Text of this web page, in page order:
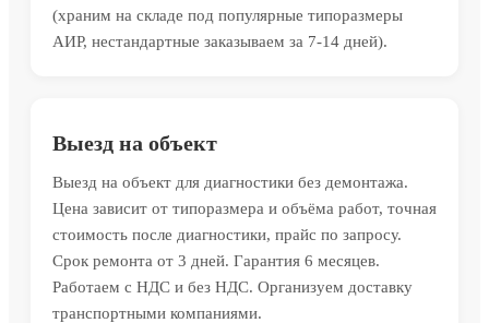
(храним на складе под популярные типоразмеры
АИР, нестандартные заказываем за 7-14 дней).
Выезд на объект
Выезд на объект для диагностики без демонтажа.
Цена зависит от типоразмера и объёма работ, точная
стоимость после диагностики, прайс по запросу.
Срок ремонта от 3 дней. Гарантия 6 месяцев.
Работаем с НДС и без НДС. Организуем доставку
транспортными компаниями.